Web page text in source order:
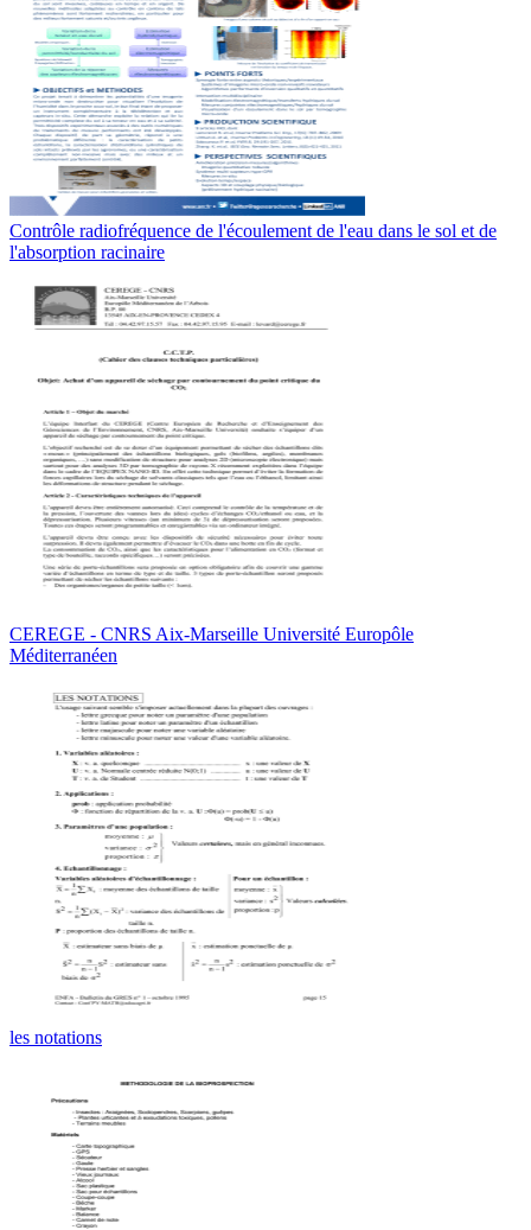
Contrôle radiofréquence de l'écoulement de l'eau dans le sol et de
l'absorption racinaire
CEREGE - CNRS Aix-Marseille Université Europôle
Méditerranéen
les notations